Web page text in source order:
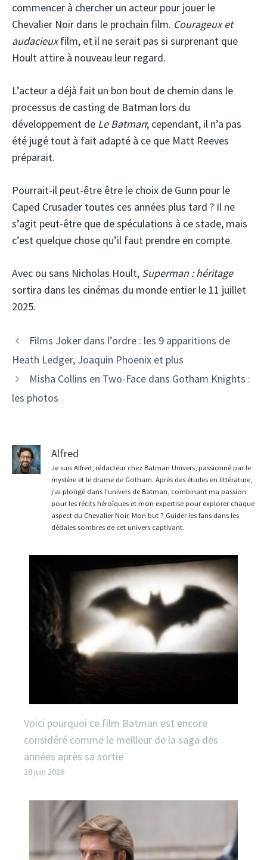
commencer à chercher un acteur pour jouer le
Chevalier Noir dans le prochain film. Courageux et
audacieux film, et il ne serait pas si surprenant que
Hoult attire à nouveau leur regard.
L’acteur a déjà fait un bon bout de chemin dans le
processus de casting de Batman lors du
développement de Le Batman; cependant, il n’a pas
été jugé tout à fait adapté à ce que Matt Reeves
préparait.
Pourrait-il peut-être être le choix de Gunn pour le
Caped Crusader toutes ces années plus tard ? Il ne
s’agit peut-être que de spéculations à ce stade, mais
c’est quelque chose qu’il faut prendre en compte.
Avec ou sans Nicholas Hoult, Superman : héritage
sortira dans les cinémas du monde entier le 11 juillet
2025.
Films Joker dans l’ordre : les 9 apparitions de
Heath Ledger, Joaquin Phoenix et plus
Misha Collins en Two-Face dans Gotham Knights :
les photos
Alfred
Je suis Alfred, rédacteur chez Batman Univers, passionné par le
mystère et le drame de Gotham. Après des études en littérature,
j'ai plongé dans l’univers de Batman, combinant ma passion
pour les récits héroïques et mon expertise pour explorer chaque
aspect du Chevalier Noir. Mon but ? Guider les fans dans les
dédales sombres de cet univers captivant.
Voici pourquoi ce film Batman est encore
considéré comme le meilleur de la saga des
années après sa sortie
28 juin 2026